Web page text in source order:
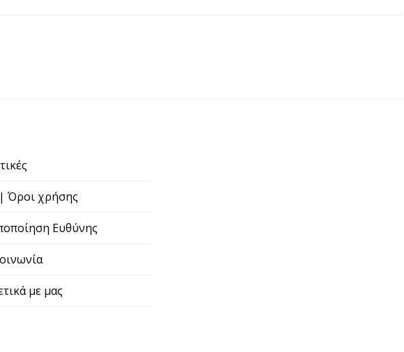
Όροι χρήσης
Ευθύνης
με μας